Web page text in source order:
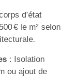
d’état
€ le m² selon
: Isolation
ou ajout de